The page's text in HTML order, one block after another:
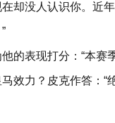
却没人认识你。近
的表现打分：“本赛
效力？皮克作答：